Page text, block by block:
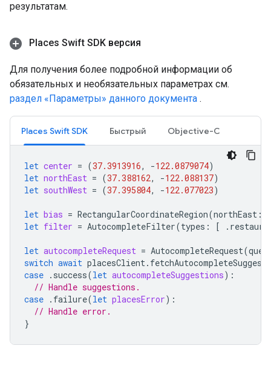
результатам.
Places Swift SDK версия
Для получения более подробной информации об
обязательных и необязательных параметрах см.
раздел «Параметры» данного документа .
Places Swift SDK Быстрый Objective-C
let center = (37.3913916, -122.0879074)
let northEast = (37.388162, -122.088137)
let southWest = (37.395804, -122.077023)
let bias = RectangularCoordinateRegion(northEast :
let filter = AutocompleteFilter(types : [ .
let autocompleteRequest = AutocompleteRequest(
switch await placesClient.
case . success(let autocompleteSuggestions):
// Handle suggestions.
case . failure(let placesError):
// Handle error.
}